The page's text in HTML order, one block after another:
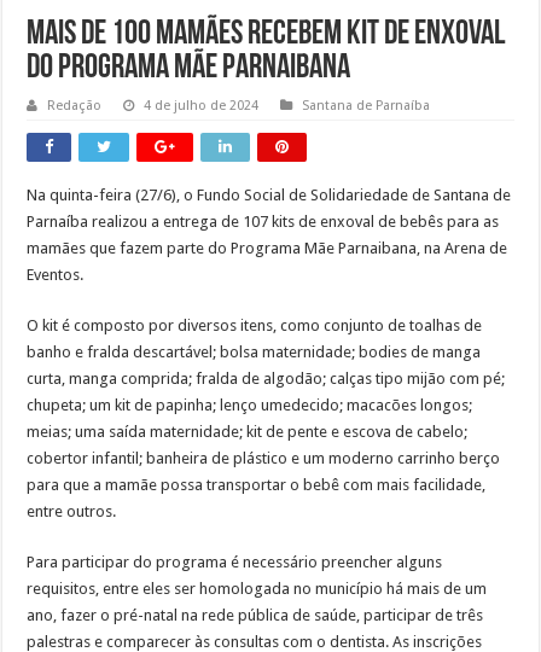
Obras da semana: recuperação de passarelas e reparos em defensas estão entre
Mais de 100 mamães recebem kit de enxoval
do Programa Mãe Parnaibana
Redação 4 de julho de 2024 Santana de Parnaíba
Na quinta-feira (27/6), o Fundo Social de Solidariedade de Santana de
Parnaíba realizou a entrega de 107 kits de enxoval de bebês para as
mamães que fazem parte do Programa Mãe Parnaibana, na Arena de
Eventos.
O kit é composto por diversos itens, como conjunto de toalhas de
banho e fralda descartável; bolsa maternidade; bodies de manga
curta, manga comprida; fralda de algodão; calças tipo mijão com pé;
chupeta; um kit de papinha; lenço umedecido; macacões longos;
meias; uma saída maternidade; kit de pente e escova de cabelo;
cobertor infantil; banheira de plástico e um moderno carrinho berço
para que a mamãe possa transportar o bebê com mais facilidade,
entre outros.
Para participar do programa é necessário preencher alguns
requisitos, entre eles ser homologada no município há mais de um
ano, fazer o pré-natal na rede pública de saúde, participar de três
palestras e comparecer às consultas com o dentista. As inscrições